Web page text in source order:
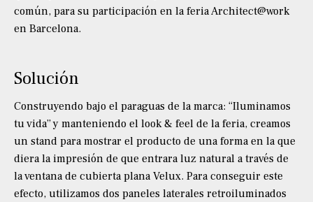
común, para su participación en la feria Architect@work
en Barcelona.
Solución
Construyendo bajo el paraguas de la marca: “Iluminamos
tu vida” y manteniendo el look & feel de la feria, creamos
un stand para mostrar el producto de una forma en la que
diera la impresión de que entrara luz natural a través de
la ventana de cubierta plana Velux. Para conseguir este
efecto, utilizamos dos paneles laterales retroiluminados